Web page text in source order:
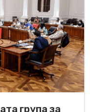
група за